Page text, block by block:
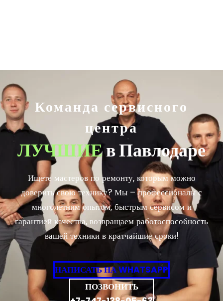
Команда сервисного
центра
ЛУЧШИЕв Павлодаре
Ищете мастеров по ремонту, которым можно
доверить свою технику? Мы – профессионалы с
многолетним опытом, быстрым сервисом и
гарантией качества, возвращаем работоспособность
вашей техники в кратчайшие сроки!
НАПИСАТЬ НА WHATSAPP
ПОЗВОНИТЬ